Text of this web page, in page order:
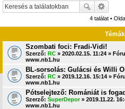
4 találat •
Témák
Szombati foci: Fradi-Vidi!
Szerző: RC » 2020.02.15. 11:24 »
www.nb1.hu
BL-sorsolás: Gulácsi és Willi
Szerző: RC » 2019.12.16. 15:14 »
www.nb1.hu
Pótselejtező: Romániát is
Szerző: SuperDepor» 2019.11.22.
www.nb1.hu